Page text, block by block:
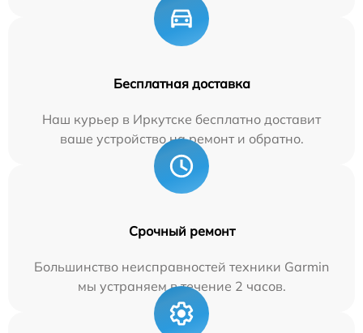
Бесплатная доставка
Наш курьер в Иркутске бесплатно доставит
ваше устройство на ремонт и обратно.
Срочный ремонт
Большинство неисправностей техники Garmin
мы устраняем в течение 2 часов.